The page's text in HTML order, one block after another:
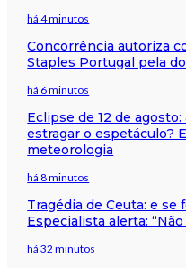
há 4 minutos
Concorrência autoriza
Staples Portugal pela
há 6 minutos
Eclipse de 12 de
estragar o espetáculo?
meteorologia
há 8 minutos
Tragédia de Ceuta: e se
Especialista alerta:
há 32 minutos